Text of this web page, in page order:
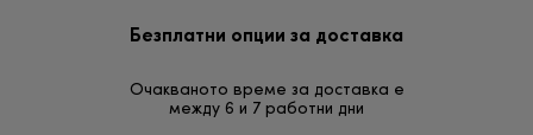
Безплатни опции за доставка
Очакваното време за доставка е
между 6 и 7 работни дни